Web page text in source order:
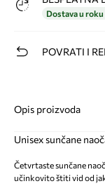
Dostava u
POVRATI I
Opis proizvoda
Unisex sunčane
Četvrtaste sunčane
učinkovito štiti vid od